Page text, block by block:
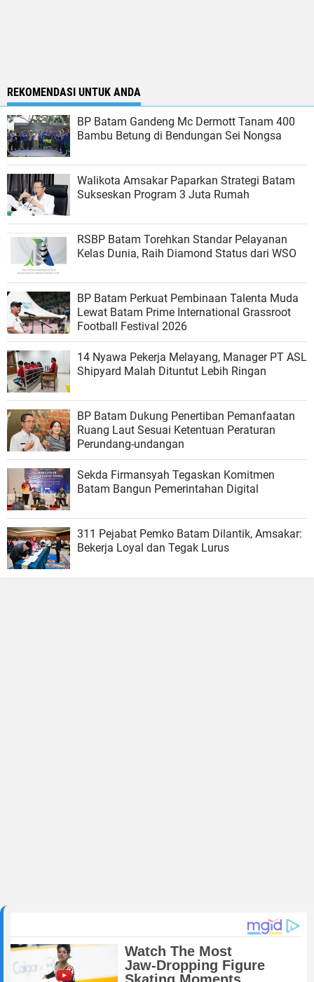
REKOMENDASI UNTUK ANDA
BP Batam Gandeng Mc Dermott Tanam 400
Bambu Betung di Bendungan Sei Nongsa
Walikota Amsakar Paparkan Strategi Batam
Sukseskan Program 3 Juta Rumah
RSBP Batam Torehkan Standar Pelayanan
Kelas Dunia, Raih Diamond Status dari WSO
BP Batam Perkuat Pembinaan Talenta Muda
Lewat Batam Prime International Grassroot
Football Festival 2026
14 Nyawa Pekerja Melayang, Manager PT ASL
Shipyard Malah Dituntut Lebih Ringan
BP Batam Dukung Penertiban Pemanfaatan
Ruang Laut Sesuai Ketentuan Peraturan
Perundang-undangan
Sekda Firmansyah Tegaskan Komitmen
Batam Bangun Pemerintahan Digital
311 Pejabat Pemko Batam Dilantik, Amsakar:
Bekerja Loyal dan Tegak Lurus